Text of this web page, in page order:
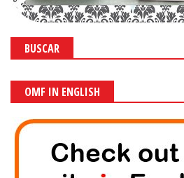
BUSCAR
OMF IN ENGLISH